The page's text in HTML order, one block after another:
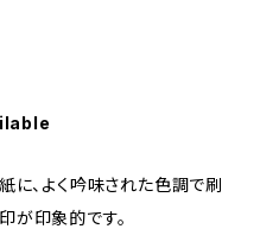
に、よく吟味された色調で刷
が印象的です。